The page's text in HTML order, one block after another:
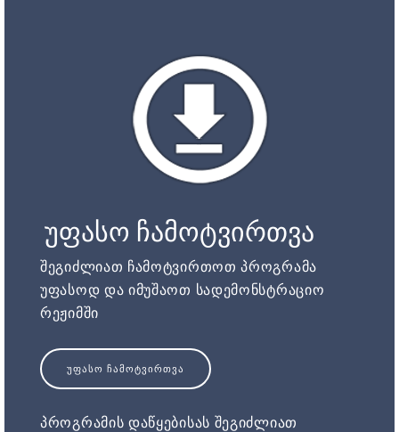
უფასო ჩამოტვირთვა
შეგიძლიათ ჩამოტვირთოთ პროგრამა
უფასოდ და იმუშაოთ სადემონსტრაციო
რეჟიმში
ᲣᲤᲐᲡᲝ ᲩᲐᲛᲝᲢᲕᲘᲠᲗᲕᲐ
პროგრამის დაწყებისას შეგიძლიათ